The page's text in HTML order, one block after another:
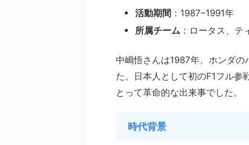
活動期間 ：1987–1991年
所属チーム ：ロータス、テ
中嶋悟さんは1987年、ホンダの
た。日本人として初のF1フル参
とって革命的な出来事でした。
時代背景